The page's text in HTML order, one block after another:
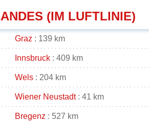
(IM LUFTLINIE)
Graz : 139 km
Innsbruck : 409 km
Wels : 204 km
Wiener Neustadt: 41 km
Bregenz : 527 km